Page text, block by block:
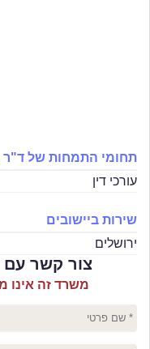
תחומי התמחות של
עורכי דין
שירות ביישובים
ירושלים
צור קשר
משרד זה אינו